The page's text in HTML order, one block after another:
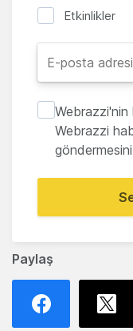
Paylaş
Etkinlikler
Webrazzi'nin
Webrazzi